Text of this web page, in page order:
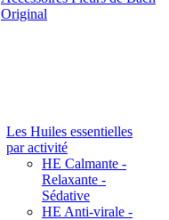
Original
Les Huiles essentielles
par activité
HE Calmante -
Relaxante -
Sédative
HE Anti-virale -